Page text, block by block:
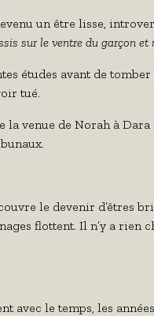
un être lisse,
sur le ventre du garçon et
études avant de
tué.
la venue de Norah à
le devenir d’êtres
flottent. Il n’y a rien
avec le temps, les